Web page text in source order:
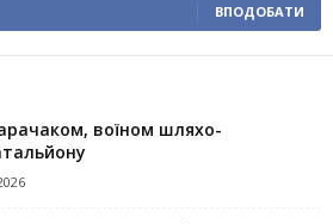
ВПОДОБАТИ
воїном шляхо-